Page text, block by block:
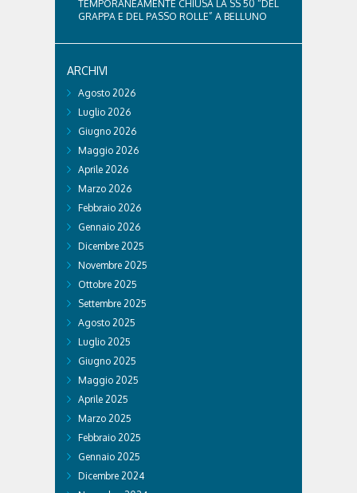
TEMPORANEAMENTE CHIUSA LA SS 50 “DEL
GRAPPA E DEL PASSO ROLLE” A BELLUNO
ARCHIVI
Agosto 2026
Luglio 2026
Giugno 2026
Maggio 2026
Aprile 2026
Marzo 2026
Febbraio 2026
Gennaio 2026
Dicembre 2025
Novembre 2025
Ottobre 2025
Settembre 2025
Agosto 2025
Luglio 2025
Giugno 2025
Maggio 2025
Aprile 2025
Marzo 2025
Febbraio 2025
Gennaio 2025
Dicembre 2024